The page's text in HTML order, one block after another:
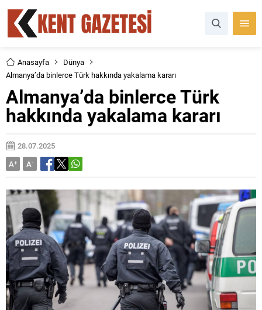
Anasayfa
Dünya
Almanya’da binlerce Türk hakkında yakalama kararı
Almanya’da binlerce Türk
hakkında yakalama kararı
28.07.2025
A+ A-